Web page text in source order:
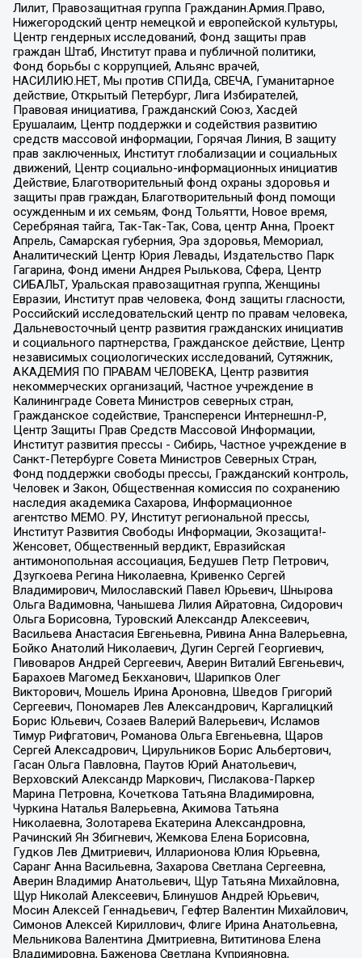
Лилит, Правозащитная группа Гражданин.Армия.Право,
Нижегородский центр немецкой и европейской культуры,
Центр гендерных исследований, Фонд защиты прав
граждан Штаб, Институт права и публичной политики,
Фонд борьбы с коррупцией, Альянс врачей,
НАСИЛИЮ.НЕТ, Мы против СПИДа, СВЕЧА, Гуманитарное
действие, Открытый Петербург, Лига Избирателей,
Правовая инициатива, Гражданский Союз, Хасдей
Ерушалаим, Центр поддержки и содействия развитию
средств массовой информации, Горячая Линия, В защиту
прав заключенных, Институт глобализации и социальных
движений, Центр социально-информационных инициатив
Действие, Благотворительный фонд охраны здоровья и
защиты прав граждан, Благотворительный фонд помощи
осужденным и их семьям, Фонд Тольятти, Новое время,
Серебряная тайга, Так-Так-Так, Сова, центр Анна, Проект
Апрель, Самарская губерния, Эра здоровья, Мемориал,
Аналитический Центр Юрия Левады, Издательство Парк
Гагарина, Фонд имени Андрея Рылькова, Сфера, Центр
СИБАЛЬТ, Уральская правозащитная группа, Женщины
Евразии, Институт прав человека, Фонд защиты гласности,
Российский исследовательский центр по правам человека,
Дальневосточный центр развития гражданских инициатив
и социального партнерства, Гражданское действие, Центр
независимых социологических исследований, Сутяжник,
АКАДЕМИЯ ПО ПРАВАМ ЧЕЛОВЕКА, Центр развития
некоммерческих организаций, Частное учреждение в
Калининграде Совета Министров северных стран,
Гражданское содействие, Трансперенси Интернешнл-Р,
Центр Защиты Прав Средств Массовой Информации,
Институт развития прессы - Сибирь, Частное учреждение в
Санкт-Петербурге Совета Министров Северных Стран,
Фонд поддержки свободы прессы, Гражданский контроль,
Человек и Закон, Общественная комиссия по сохранению
наследия академика Сахарова, Информационное
агентство МЕМО. РУ, Институт региональной прессы,
Институт Развития Свободы Информации, Экозащита!-
Женсовет, Общественный вердикт, Евразийская
антимонопольная ассоциация, Бедушев Петр Петрович,
Дзугкоева Регина Николаевна, Кривенко Сергей
Владимирович, Милославский Павел Юрьевич, Шнырова
Ольга Вадимовна, Чанышева Лилия Айратовна, Сидорович
Ольга Борисовна, Туровский Александр Алексеевич,
Васильева Анастасия Евгеньевна, Ривина Анна Валерьевна,
Бойко Анатолий Николаевич, Дугин Сергей Георгиевич,
Пивоваров Андрей Сергеевич, Аверин Виталий Евгеньевич,
Барахоев Магомед Бекханович, Шарипков Олег
Викторович, Мошель Ирина Ароновна, Шведов Григорий
Сергеевич, Пономарев Лев Александрович, Каргалицкий
Борис Юльевич, Созаев Валерий Валерьевич, Исламов
Тимур Рифгатович, Романова Ольга Евгеньевна, Щаров
Сергей Алексадрович, Цирульников Борис Альбертович,
Гасан Ольга Павловна, Паутов Юрий Анатольевич,
Верховский Александр Маркович, Пислакова-Паркер
Марина Петровна, Кочеткова Татьяна Владимировна,
Чуркина Наталья Валерьевна, Акимова Татьяна
Николаевна, Золотарева Екатерина Александровна,
Рачинский Ян Збигневич, Жемкова Елена Борисовна,
Гудков Лев Дмитриевич, Илларионова Юлия Юрьевна,
Саранг Анна Васильевна, Захарова Светлана Сергеевна,
Аверин Владимир Анатольевич, Щур Татьяна Михайловна,
Щур Николай Алексеевич, Блинушов Андрей Юрьевич,
Мосин Алексей Геннадьевич, Гефтер Валентин Михайлович,
Симонов Алексей Кириллович, Флиге Ирина Анатольевна,
Мельникова Валентина Дмитриевна, Вититинова Елена
Владимировна, Баженова Светлана Куприяновна,